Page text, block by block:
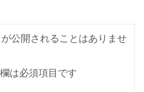
公開されることはありませ
は必須項目です